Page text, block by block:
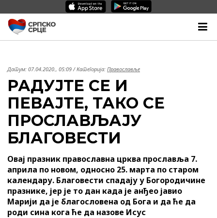
Датум: 07.04.2020., 05:09/ Категорија: Православље
РАДУЈТЕ СЕ И
ПЕВАЈТЕ, ТАКО СЕ
ПРОСЛАВЉАЈУ
БЛАГОВЕСТИ
Овај празник православна црква прославља 7.
априла по новом, односно 25. марта по старом
календару. Благовести спадају у Богородичине
празнике, јер је то дан када је анђео јавио
Марији да је благословена од Бога и да ће да
роди сина кога ће да назове Исус